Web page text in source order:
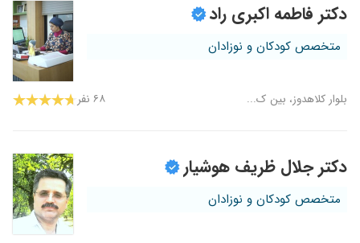
دکتر فاطمه اکبری راد
متخصص کودکان و نوزادان
بلوار کلاهدوز، بین ک... ۶۸ نفر
دکتر جلال ظریف هوشیار
متخصص کودکان و نوزادان